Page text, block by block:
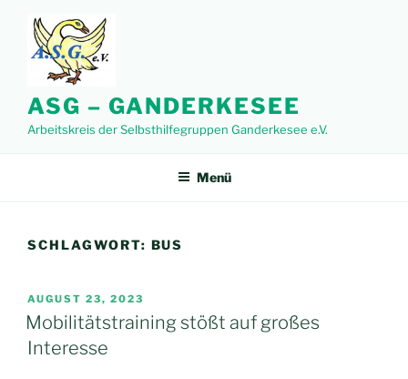
Inhalt
springen
ASG – GANDERKESEE
Arbeitskreis der Selbsthilfegruppen Ganderkesee e.V.
Menü
SCHLAGWORT: BUS
VERÖFFENTLICHT
AM
AUGUST 23, 2023
Mobilitätstraining stößt auf großes
Interesse